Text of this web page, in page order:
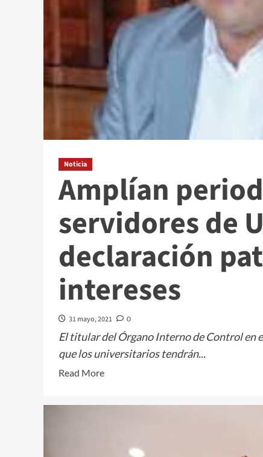
Noticia
Amplían
servidores de
declaración
intereses
31 mayo, 2021 0
El titular del Órgano Interno de Control en
que los universitarios tendrán...
Read MoreRead
about